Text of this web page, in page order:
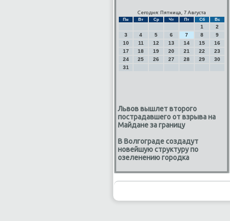
Сегодня: Пятница, 7 Августа
Пн Вт Ср Чт Пт Сб Вс
1
2
3
4 5 6 7 8
9
10
11 12 13 14 15
16
17
18 19 20 21 22
23
24
25 26 27 28 29
30
31
Львов вышлет второго
пострадавшего от взрыва на
Майдане за границу
В Волгограде создадут
новейшую структуру по
озеленению городка